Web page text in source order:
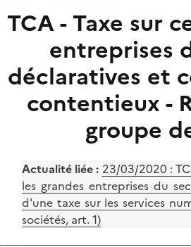
TCA - Taxe sur
entreprises
déclaratives et
contentieux -
groupe
Actualité liée : 23/03/2020 :
les grandes entreprises du
d'une taxe sur les services
sociétés, art. 1)